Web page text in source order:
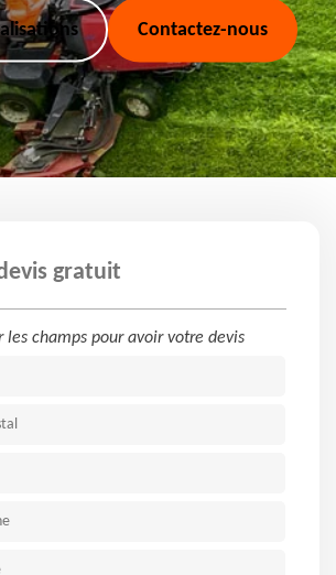
Contactez-nous
gratuit
les champs pour avoir votre devis